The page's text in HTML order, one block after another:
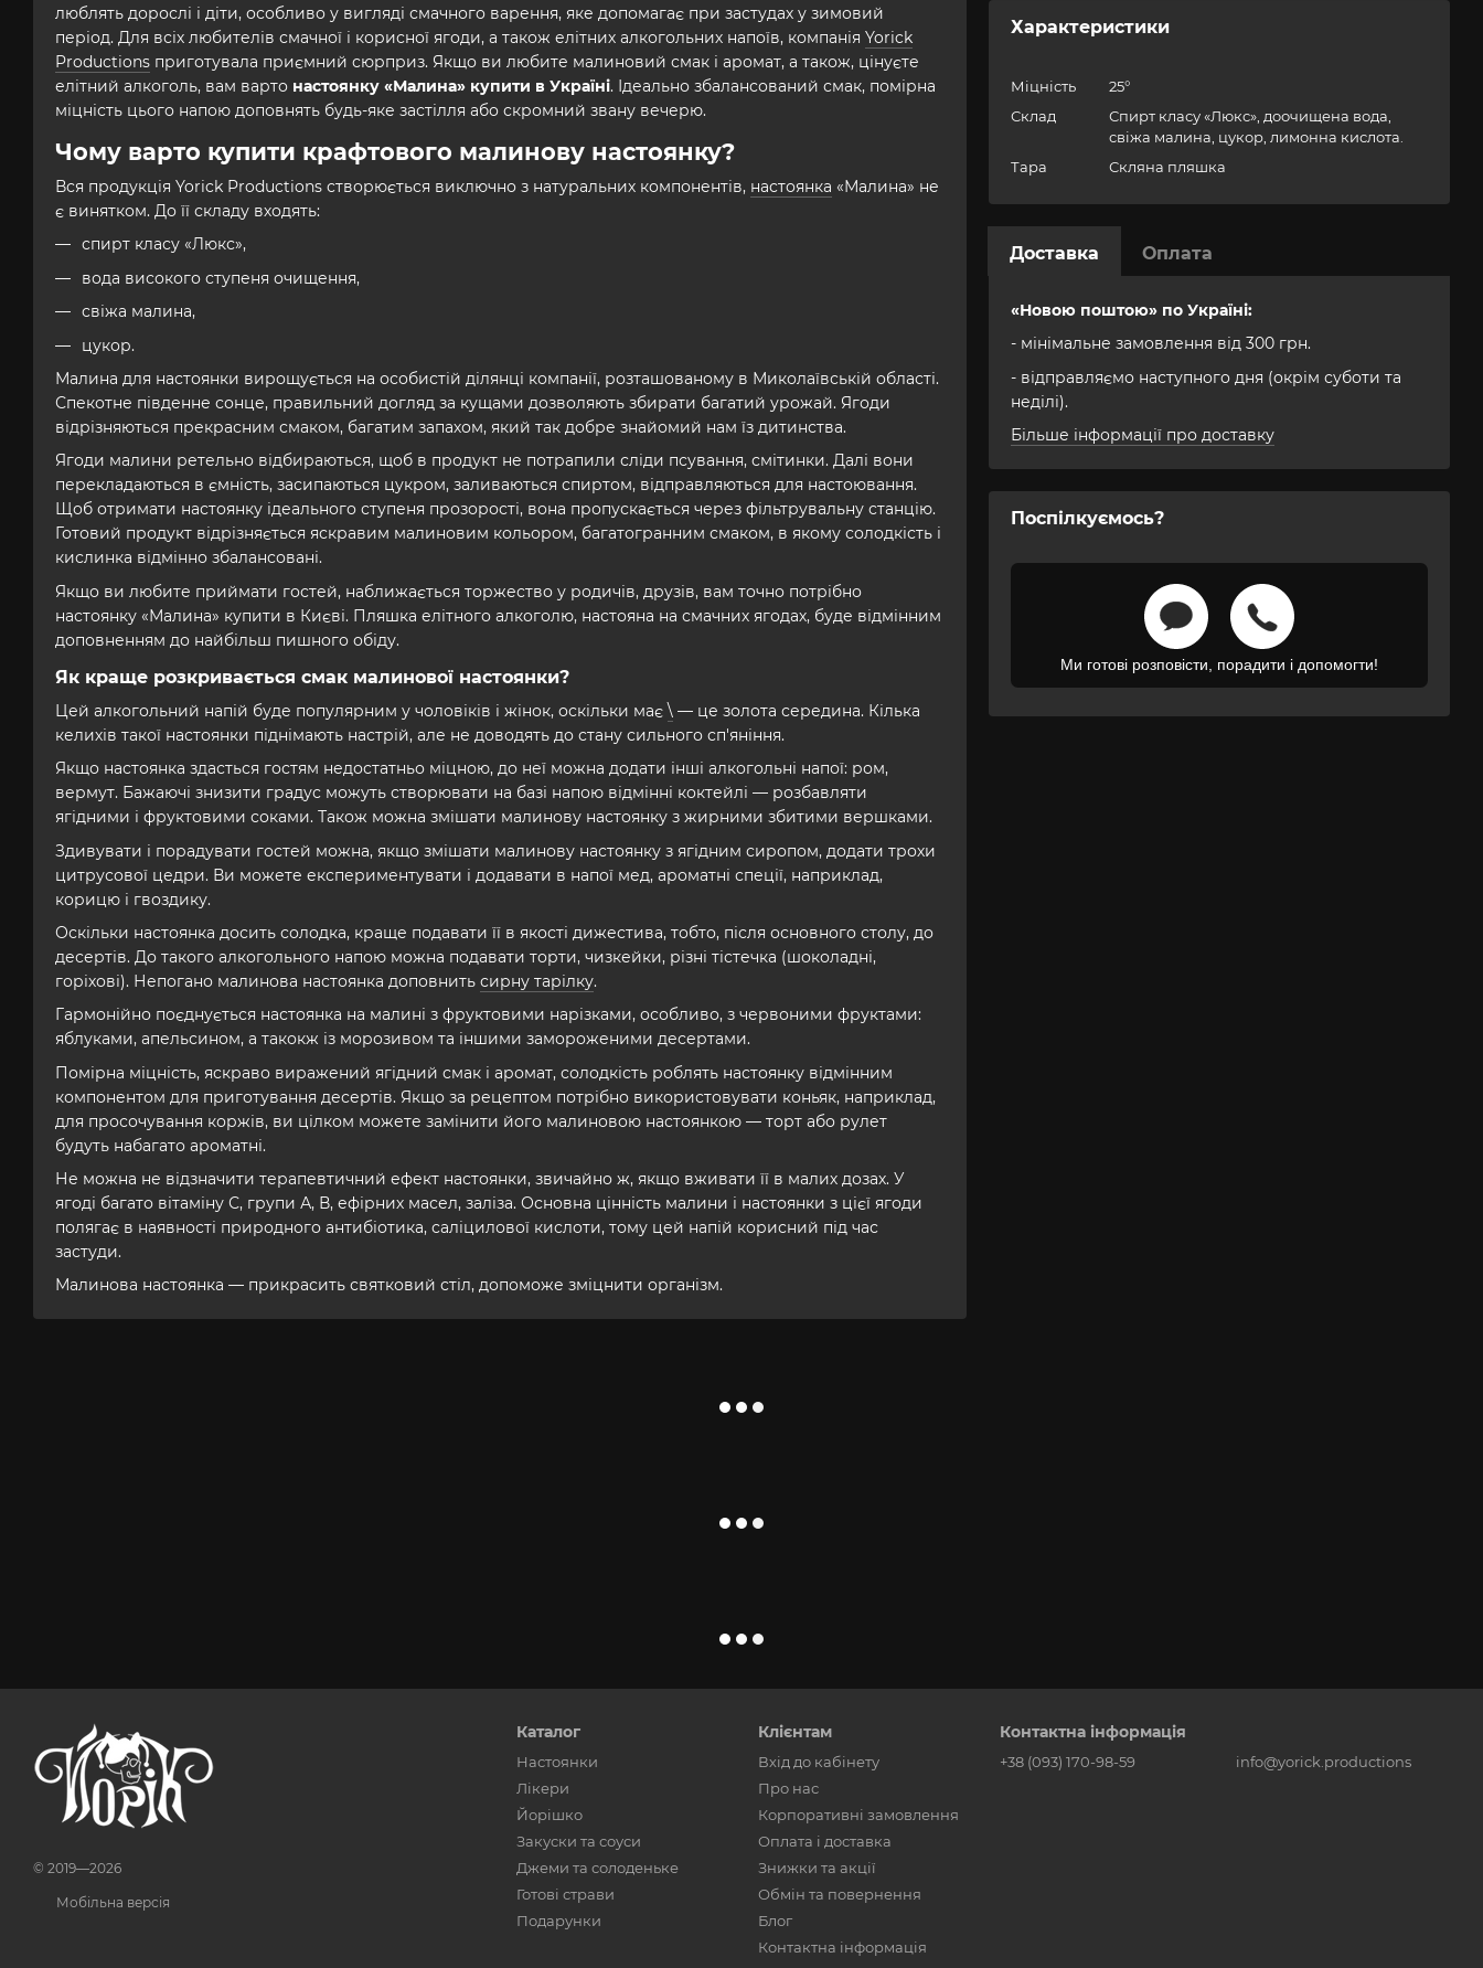
люблять дорослі і діти, особливо у вигляді смачного варення, яке допомагає при застудах у зимовий
період. Для всіх любителів смачної і корисної ягоди, а також елітних алкогольних напоїв, компанія Yorick
Productions приготувала приємний сюрприз. Якщо ви любите малиновий смак і аромат, а також, цінуєте
елітний алкоголь, вам варто настоянку «Малина» купити в Україні. Ідеально збалансований смак, помірна
міцність цього напою доповнять будь-яке застілля або скромний звану вечерю.
Чому варто купити крафтового малинову настоянку?
Вся продукція Yorick Productions створюється виключно з натуральних компонентів, настоянка «Малина» не
є винятком. До її складу входять:
спирт класу «Люкс»,
вода високого ступеня очищення,
свіжа малина,
цукор.
Малина для настоянки вирощується на особистій ділянці компанії, розташованому в Миколаївській області.
Спекотне південне сонце, правильний догляд за кущами дозволяють збирати багатий урожай. Ягоди
відрізняються прекрасним смаком, багатим запахом, який так добре знайомий нам їз дитинства.
Ягоди малини ретельно відбираються, щоб в продукт не потрапили сліди псування, смітинки. Далі вони
перекладаються в ємність, засипаються цукром, заливаються спиртом, відправляються для настоювання.
Щоб отримати настоянку ідеального ступеня прозорості, вона пропускається через фільтрувальну станцію.
Готовий продукт відрізняється яскравим малиновим кольором, багатогранним смаком, в якому солодкість і
кислинка відмінно збалансовані.
Якщо ви любите приймати гостей, наближається торжество у родичів, друзів, вам точно потрібно
настоянку «Малина» купити в Києві. Пляшка елітного алкоголю, настояна на смачних ягодах, буде відмінним
доповненням до найбільш пишного обіду.
Як краще розкривається смак малинової настоянки?
Цей алкогольний напій буде популярним у чоловіків і жінок, оскільки має \ — це золота середина. Кілька
келихів такої настоянки піднімають настрій, але не доводять до стану сильного сп'яніння.
Якщо настоянка здасться гостям недостатньо міцною, до неї можна додати інші алкогольні напої: ром,
вермут. Бажаючі знизити градус можуть створювати на базі напою відмінні коктейлі — розбавляти
ягідними і фруктовими соками. Також можна змішати малинову настоянку з жирними збитими вершками.
Здивувати і порадувати гостей можна, якщо змішати малинову настоянку з ягідним сиропом, додати трохи
цитрусової цедри. Ви можете експериментувати і додавати в напої мед, ароматні спеції, наприклад,
корицю і гвоздику.
Оскільки настоянка досить солодка, краще подавати її в якості дижестива, тобто, після основного столу, до
десертів. До такого алкогольного напою можна подавати торти, чизкейки, різні тістечка (шоколадні,
горіхові). Непогано малинова настоянка доповнить сирну тарілку.
Гармонійно поєднується настоянка на малині з фруктовими нарізками, особливо, з червоними фруктами:
яблуками, апельсином, а такокж із морозивом та іншими замороженими десертами.
Помірна міцність, яскраво виражений ягідний смак і аромат, солодкість роблять настоянку відмінним
компонентом для приготування десертів. Якщо за рецептом потрібно використовувати коньяк, наприклад,
для просочування коржів, ви цілком можете замінити його малиновою настоянкою — торт або рулет
будуть набагато ароматні.
Не можна не відзначити терапевтичний ефект настоянки, звичайно ж, якщо вживати її в малих дозах. У
ягоді багато вітаміну С, групи А, В, ефірних масел, заліза. Основна цінність малини і настоянки з цієї ягоди
полягає в наявності природного антибіотика, саліцилової кислоти, тому цей напій корисний під час
застуди.
Малинова настоянка — прикрасить святковий стіл, допоможе зміцнити організм.
Характеристики
Міцність
25°
Склад
Спирт класу «Люкс», доочищена вода,
свіжа малина, цукор, лимонна кислота.
Тара
Скляна пляшка
Доставка Оплата
«Новою поштою» по Україні:
- мінімальне замовлення від 300 грн.
- відправляємо наступного дня (окрім суботи та
неділі).
Більше інформації про доставку
Поспілкуємось?
© 2019—2026
Мобільна версія
Каталог
Настоянки
Лікери
Йорішко
Закуски та соуси
Джеми та солоденьке
Готові страви
Подарунки
Клієнтам
Вхід до кабінету
Про нас
Корпоративні замовлення
Оплата і доставка
Знижки та акції
Обмін та повернення
Блог
Контактна інформація
Контактна інформація
+38 (093) 170-98-59 info@yorick.productions